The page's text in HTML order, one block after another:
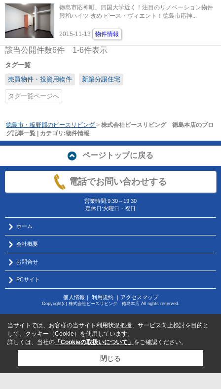
徳島市応神町、四国大学近く！注目のリノベーション物件
興和ハイツ 改め ピース・ヴィエント！徳島市応神...
2015-11-13 物件情報
該当公開件数6件 1-6件表示
タグ一覧
売買物件・投資用物件
新築分譲住宅
タグ一覧ページへ
徳島市・板野郡のピースリビング > 株式会社ピースリビング 徳島本店のブロ
グ記事一覧 | カテゴリ:物件情報
ページトップに戻る
電話でお問い合わせする
営業時間:9:30～19:30
定休日:火曜日・祝日
ホーム
会社概要
お問合せ
PCサイト
個人情報 ｜ 利用規約｜ アクセスマップ
Copyright(c) 株式会社ピースリビング 徳島本店 All rights reserved.
当サイトでは、お客様の当サイト利用状況把握、サービス向上検討を目的と
して、クッキー（Cookie）を使用しています。
詳しくは、当社の 「Cookieの取扱いについて」 をご確認ください。
閉じる